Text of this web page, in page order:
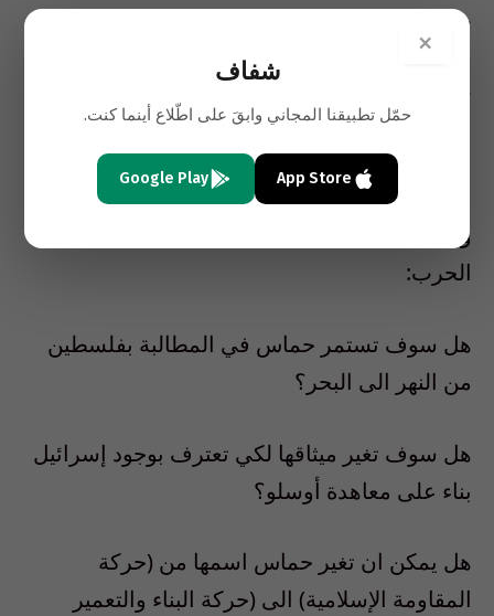
…
هذا هو المأزق الحالي في حرب الإبادة هذه، وماذا
عن مازق ما بعد الحرب :
بافتراض أن نيتنياهو فشل في القضاء على حماس
وان حماس سوف تكون لها قائمة بعد نهاية تلك
الحرب:
هل سوف تستمر حماس في المطالبة بفلسطين
من النهر الى البحر؟
هل سوف تغير ميثاقها لكي تعترف بوجود إسرائيل
بناء على معاهدة أوسلو؟
هل يمكن ان تغير حماس اسمها من (حركة
المقاومة الإسلامية) الى (حركة البناء والتعمير
×
شفاف
حمّل تطبيقنا المجاني وابقَ على اطّلاع أينما كنت.
App Store
Google Play